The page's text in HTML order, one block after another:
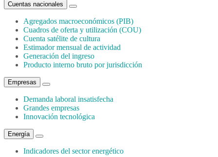
Cuentas nacionales
Agregados macroeconómicos (PIB)
Cuadros de oferta y utilización (COU)
Cuenta satélite de cultura
Estimador mensual de actividad
Generación del ingreso
Producto interno bruto por jurisdicción
Empresas
Demanda laboral insatisfecha
Grandes empresas
Innovación tecnológica
Energía
Indicadores del sector energético